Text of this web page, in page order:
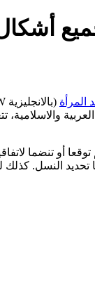
أشكال
المرأة
لم توقعا أو
النسل. كذلك